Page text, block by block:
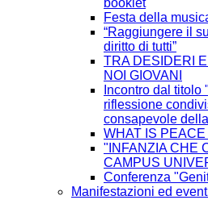
booklet
Festa della
“Raggiungere il
diritto di tutti”
TRA DESIDERI
NOI GIOVANI
Incontro dal
riflessione
consapevole
WHAT IS PEACE
"INFANZIA CHE
CAMPUS
Conferenza
Manifestazioni ed